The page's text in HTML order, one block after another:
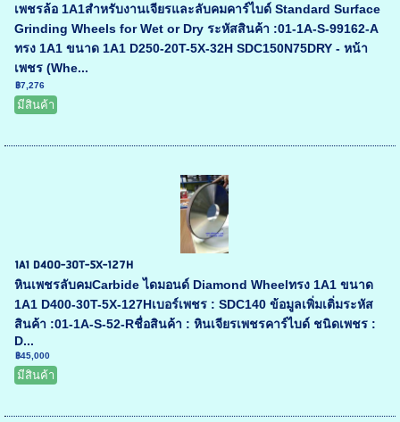
เพชรล้อ 1A1สำหรับงานเจียรและลับคมคาร์ไบด์ Standard Surface
Grinding Wheels for Wet or Dry ระหัสสินค้า :01-1A-S-99162-A
ทรง 1A1 ขนาด 1A1 D250-20T-5X-32H SDC150N75DRY - หน้า
เพชร (Whe...
฿7,276
มีสินค้า
1A1 D400-30T-5X-127H
หินเพชรลับคมCarbide ไดมอนด์ Diamond Wheelทรง 1A1 ขนาด
1A1 D400-30T-5X-127Hเบอร์เพชร : SDC140 ข้อมูลเพิ่มเติ่มระหัส
สินค้า :01-1A-S-52-Rชื่อสินค้า : หินเจียรเพชรคาร์ไบด์ ชนิดเพชร :
D...
฿45,000
มีสินค้า